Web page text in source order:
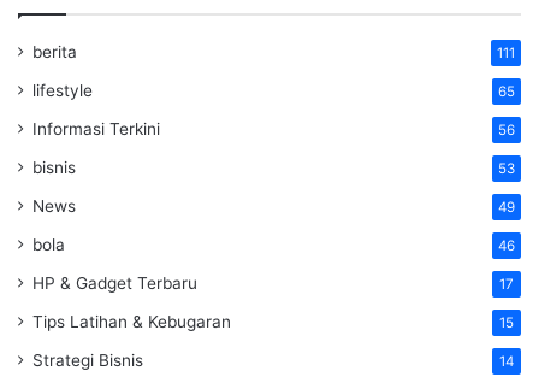
berita 111
lifestyle 65
Informasi Terkini 56
bisnis 53
News 49
bola 46
HP & Gadget Terbaru 17
Tips Latihan & Kebugaran 15
Strategi Bisnis 14